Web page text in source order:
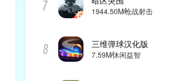
1944.50M枪战射击
三维弹球汉化版
7.59M休闲益智